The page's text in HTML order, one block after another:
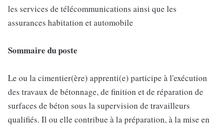
les services de télécommunications ainsi que les
assurances habitation et automobile
Sommaire du poste
Le ou la cimentier(ère) apprenti(e) participe à l'exécution
des travaux de bétonnage, de finition et de réparation de
surfaces de béton sous la supervision de travailleurs
qualifiés. Il ou elle contribue à la préparation, à la mise en